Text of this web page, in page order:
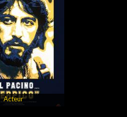
Acteur